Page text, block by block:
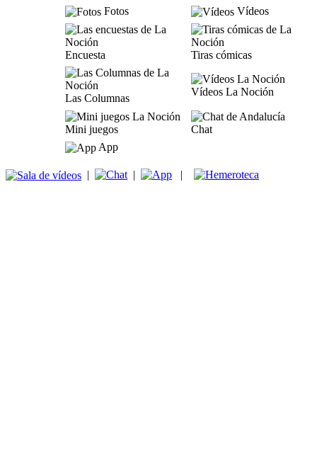
Fotos
Vídeos
Encuesta Tiras cómicas
Las Columnas
Vídeos La Noción
Mini juegos
Chat
App
| | |